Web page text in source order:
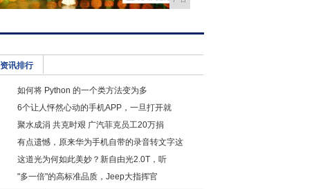
资讯排行
如何将 Python 的一个类方法变为多
6个让人怦然心动的手机APP，一旦打开就
聚水成涓 共克时艰 广汽菲克员工20万捐
有点遗憾，原来华为手机自带的录音转文字这
这道光为何如此美妙？新自由光2.0T，听
"多一倍"的高标准品质，Jeep大指挥官